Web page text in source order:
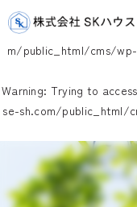
Warning: Undefined
m/public_html/cms/
Warning: Trying to
se-sh.com/public_html/